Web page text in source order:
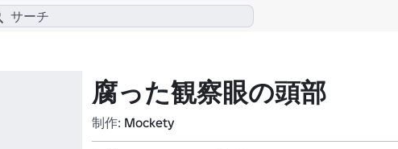
腐った観察眼の頭部
制作: Mockety